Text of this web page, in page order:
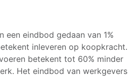
een eindbod gedaan van 1%
inleveren op koopkracht.
betekent tot 60% minder
Het eindbod van werkgevers